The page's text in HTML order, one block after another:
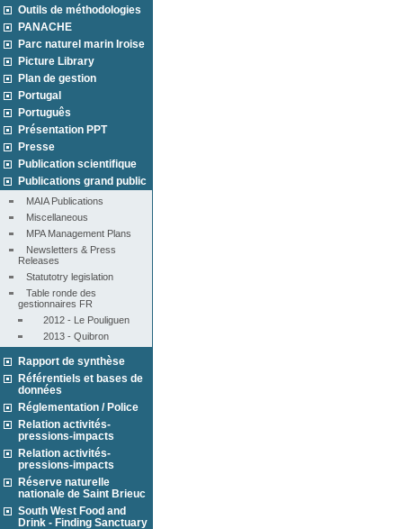
Outils de méthodologies
PANACHE
Parc naturel marin Iroise
Picture Library
Plan de gestion
Portugal
Português
Présentation PPT
Presse
Publication scientifique
Publications grand public
MAIA Publications
Miscellaneous
MPA Management Plans
Newsletters & Press
Releases
Statutotry legislation
Table ronde des
gestionnaires FR
2012 - Le Pouliguen
2013 - Quibron
Rapport de synthèse
Référentiels et bases de
données
Réglementation / Police
Relation activités-
pressions-impacts
Relation activités-
pressions-impacts
Réserve naturelle
nationale de Saint Brieuc
South West Food and
Drink - Finding Sanctuary